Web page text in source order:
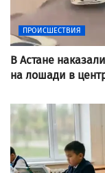
ПРОИСШЕСТВИЯ
В Астане
на лошади в